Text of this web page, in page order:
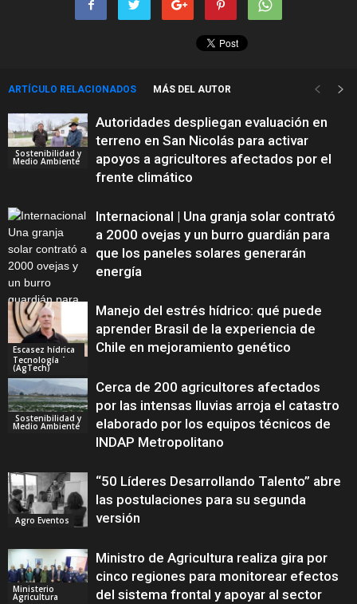
ARTÍCULO RELACIONADOS MÁS DEL AUTOR
Sostenibilidad y
Medio Ambiente
Autoridades despliegan evaluación en
terreno en San Nicolás para activar
apoyos a agricultores afectados por el
frente climático
Innovación y
Tecnología
(AgTech)
Internacional | Una granja solar contrató
a 2000 ovejas y un burro guardián para
que los paneles solares generarán
energía
Escasez hídrica
Manejo del estrés hídrico: qué puede
aprender Brasil de la experiencia de
Chile en mejoramiento genético
Sostenibilidad y
Medio Ambiente
Cerca de 200 agricultores afectados
por las intensas lluvias arroja el catastro
elaborado por los equipos técnicos de
INDAP Metropolitano
Agro Eventos
“50 Líderes Desarrollando Talento” abre
las postulaciones para su segunda
versión
Ministerio
Agricultura
Ministro de Agricultura realiza gira por
cinco regiones para monitorear efectos
del sistema frontal y apoyar al sector